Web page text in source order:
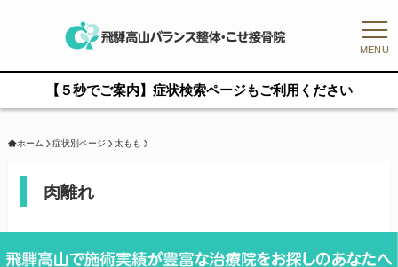
MENU
【５秒でご案内】症状検索ページもご利用ください
ホーム 症状別ページ 太もも
肉離れ